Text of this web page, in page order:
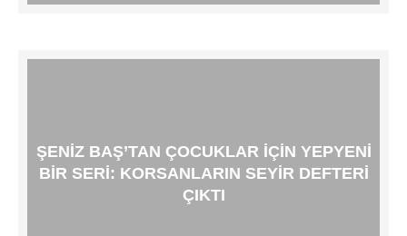
ŞENIZ BAŞ’TAN ÇOCUKLAR İÇIN YEPYENI
BIR SERI: KORSANLARIN SEYIR DEFTERI
ÇIKTI